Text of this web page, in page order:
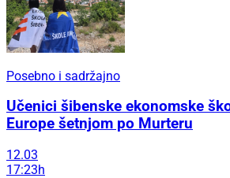
Posebno i sadržajno
Učenici šibenske ekonomske
Europe šetnjom po Murteru
12.03
17:23h